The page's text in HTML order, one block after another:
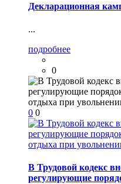
Декларационная
...
подробнее
0
0 0
В Трудовой кодекс
регулирующие